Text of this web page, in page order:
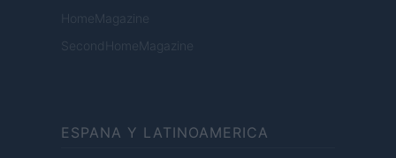
HomeMagazine
SecondHomeMagazine
ESPANA Y LATINOAMERICA